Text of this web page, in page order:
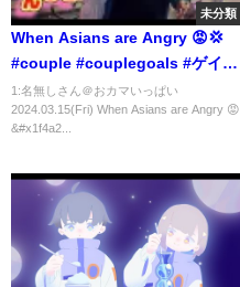
未分類
When Asians are Angry 😡💢
#couple #couplegoals #ゲイカ
ップル #同性カップル
1:名無しさん＠おカマいっぱい
2024.03.15(Fri) When Asians are Angry 😡
&#x1f4a2...